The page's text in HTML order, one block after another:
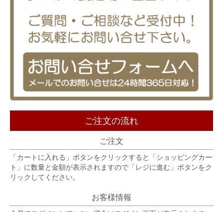
ご注文の流れ
ご注文
「カートに入れる」ボタンをクリックすると「ショッピングカー
ト」に数量と金額が表示されますので「レジに進む」ボタンをク
リックしてください。
お客様情報